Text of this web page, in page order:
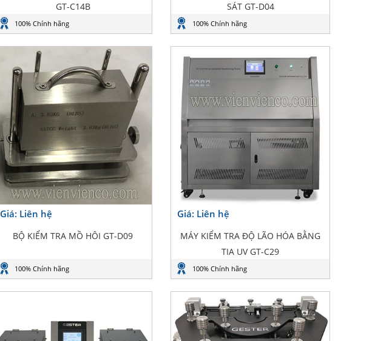
GT-C14B
100% Chính hãng
SÁT GT-D04
100% Chính hãng
Giá: Liên hệ
BỘ KIỂM TRA MỒ HÔI GT-D09
100% Chính hãng
Giá: Liên hệ
MÁY KIỂM TRA ĐỘ LÃO HÓA BẰNG
TIA UV GT-C29
100% Chính hãng